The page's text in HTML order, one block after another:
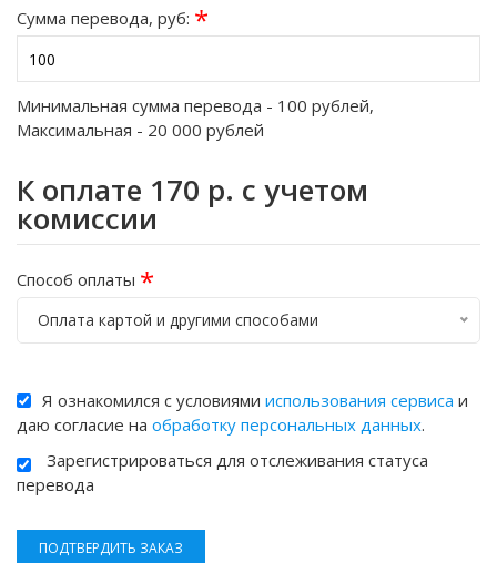
Сумма перевода, руб: *
Минимальная сумма перевода - 100 рублей,
Максимальная - 20 000 рублей
К оплате 170 р. с учетом
комиссии
Способ оплаты *
Оплата картой и другими способами
Я ознакомился с условиями использования сервиса и
даю согласие на обработку персональных данных.
Зарегистрироваться для отслеживания статуса
перевода
ПОДТВЕРДИТЬ ЗАКАЗ